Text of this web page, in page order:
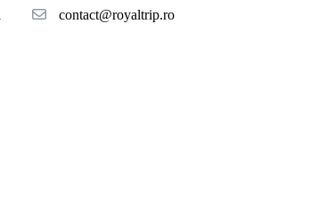
contact@royaltrip.ro